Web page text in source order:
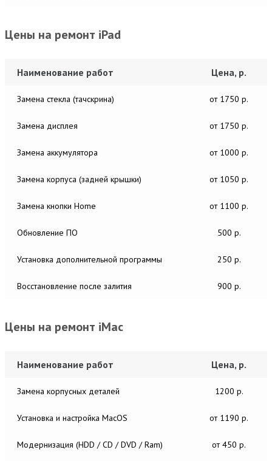
Цены на ремонт iPad
Наименование работ Цена, р.
Замена стекла (тачскрина) от 1750 р.
Замена дисплея от 1750 р.
Замена аккумулятора от 1000 р.
Замена корпуса (задней крышки) от 1050 р.
Замена кнопки Home от 1100 р.
Обновление ПО 500 р.
Установка дополнительной программы 250 р.
Восстановление после залития 900 р.
Цены на ремонт iMac
Наименование работ Цена, р.
Замена корпусных деталей 1200 р.
Установка и настройка MacОS от 1190 р.
Модернизация (HDD / CD / DVD / Ram) от 450 р.